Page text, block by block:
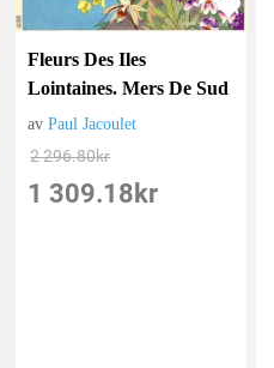
Fleurs Des Iles
Lointaines. Mers De Sud
avPaul Jacoulet
2 296.80kr
1 309.18 kr